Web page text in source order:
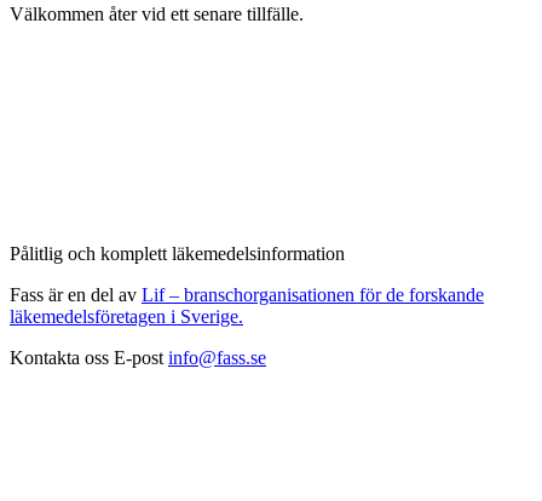
Välkommen åter vid ett senare tillfälle.
Pålitlig och komplett läkemedelsinformation
Fass är en del av Lif – branschorganisationen för de forskande
läkemedelsföretagen i Sverige.
Kontakta oss E-post info@fass.se